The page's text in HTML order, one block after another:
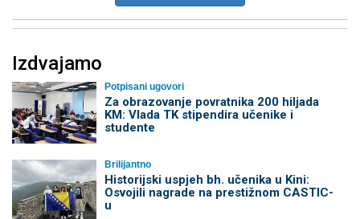
Izdvajamo
Potpisani ugovori
Za obrazovanje povratnika 200 hiljada
KM: Vlada TK stipendira učenike i
studente
Brilijantno
Historijski uspjeh bh. učenika u Kini:
Osvojili nagrade na prestižnom CASTIC-
u